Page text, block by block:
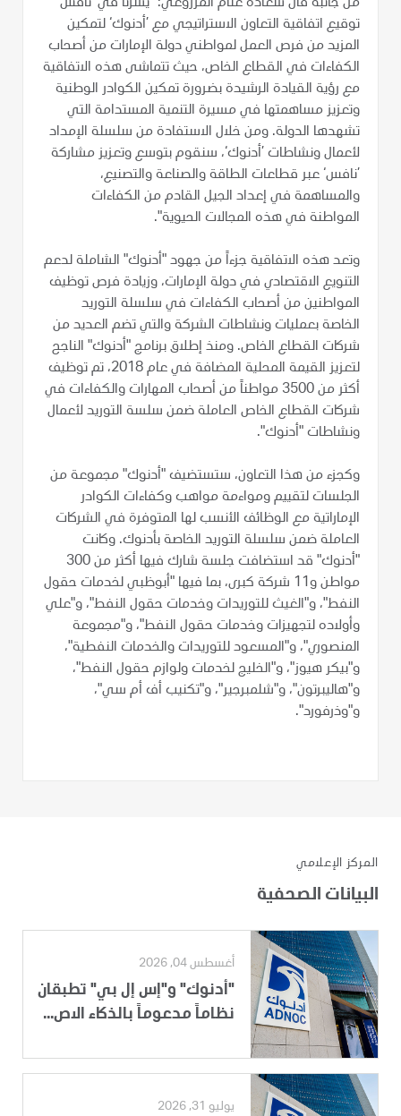
من جانبه قال سعادة غنام المزروعي: "يسرنا في ’نافس‘
توقيع اتفاقية التعاون الاستراتيجي مع ’أدنوك‘ لتمكين
المزيد من فرص العمل لمواطني دولة الإمارات من أصحاب
الكفاءات في القطاع الخاص، حيث تتماشى هذه الاتفاقية
مع رؤية القيادة الرشيدة بضرورة تمكين الكوادر الوطنية
وتعزيز مساهمتها في مسيرة التنمية المستدامة التي
تشهدها الدولة. ومن خلال الاستفادة من سلسلة الإمداد
لأعمال ونشاطات ’أدنوك‘، سنقوم بتوسع وتعزيز مشاركة
’نافس‘ عبر قطاعات الطاقة والصناعة والتصنيع،
والمساهمة في إعداد الجيل القادم من الكفاءات
المواطنة في هذه المجالات الحيوية".
وتعد هذه الاتفاقية جزءاً من جهود "أدنوك" الشاملة لدعم
التنويع الاقتصادي في دولة الإمارات، وزيادة فرص توظيف
المواطنين من أصحاب الكفاءات في سلسلة التوريد
الخاصة بعمليات ونشاطات الشركة والتي تضم العديد من
شركات القطاع الخاص. ومنذ إطلاق برنامج "أدنوك" الناجح
لتعزيز القيمة المحلية المضافة في عام 2018، تم توظيف
أكثر من 3500 مواطناً من أصحاب المهارات والكفاءات في
شركات القطاع الخاص العاملة ضمن سلسة التوريد لأعمال
ونشاطات "أدنوك".
وكجزء من هذا التعاون، ستستضيف "أدنوك" مجموعة من
الجلسات لتقييم ومواءمة مواهب وكفاءات الكوادر
الإماراتية مع الوظائف الأنسب لها المتوفرة في الشركات
العاملة ضمن سلسلة التوريد الخاصة بأدنوك. وكانت
"أدنوك" قد استضافت جلسة شارك فيها أكثر من 300
مواطن و11 شركة كبرى، بما فيها "أبوظبي لخدمات حقول
النفط"، و"الغيث للتوريدات وخدمات حقول النفط"، و"علي
وأولاده لتجهيزات وخدمات حقول النفط"، و"مجموعة
المنصوري"، و"المسعود للتوريدات والخدمات النفطية"،
و"بيكر هيوز"، و"الخليج لخدمات ولوازم حقول النفط"،
و"هاليبرتون"، و"شلمبرجير"، و"تكنيب أف أم سي"،
و"وذرفورد".
المركز الإعلامي
البيانات الصحفية
أغسطس 04, 2026
"أدنوك" و"إس إل بي" تطبقان
نظاماً مدعوماً بالذكاء الاص...
يوليو 31, 2026